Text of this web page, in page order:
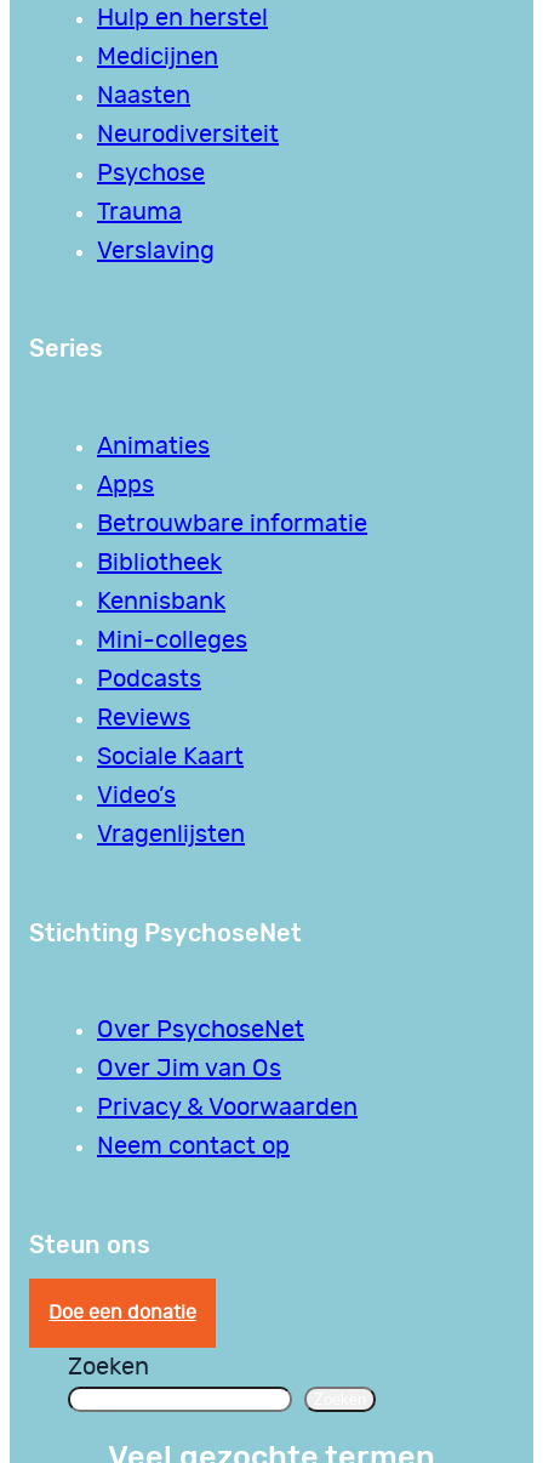
Hulp en herstel
Medicijnen
Naasten
Neurodiversiteit
Psychose
Trauma
Verslaving
Series
Animaties
Apps
Betrouwbare informatie
Bibliotheek
Kennisbank
Mini-colleges
Podcasts
Reviews
Sociale Kaart
Video’s
Vragenlijsten
Stichting PsychoseNet
Over PsychoseNet
Over Jim van Os
Privacy & Voorwaarden
Neem contact op
Steun ons
Doe een donatie
Zoeken